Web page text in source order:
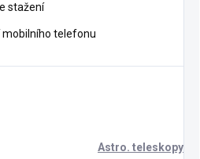
stažení
telefonu
Astro. teleskopy